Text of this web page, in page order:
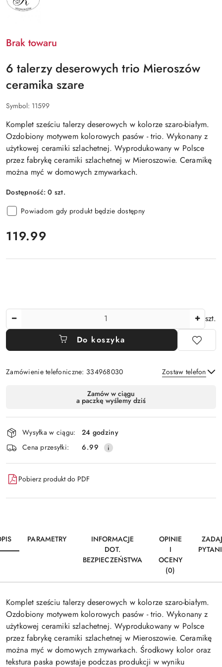
Brak towaru
6 talerzy deserowych trio Mieroszów
ceramika szare
Symbol: 11599
Komplet sześciu talerzy deserowych w kolorze szaro-białym.
Ozdobiony motywem kolorowych pasów - trio. Wykonany z
użytkowej ceramiki szlachetnej. Wyprodukowany w Polsce
przez fabrykę ceramiki szlachetnej w Mieroszowie. Ceramikę
można myć w domowych zmywarkach.
Dostępność:0 szt.
Powiadom gdy produkt będzie dostępny
cena:
119.99
szt.
Do koszyka
Zamówienie telefoniczne: 334968030 Zostaw telefon
Wyślij
dostawa
Zamów w ciągu
a paczkę wyślemy dziś
Wysyłka w ciągu:
24 godziny
Cena przesyłki:
6.99
Pobierz produkt do PDF
PARAMETRY
INFORMACJE
DOT.
BEZPIECZEŃSTWA
OPINIE
I
OCENY
(0)
Komplet sześciu talerzy deserowych w kolorze szaro-białym.
Ozdobiony motywem kolorowych pasów - trio. Wykonany z
użytkowej ceramiki szlachetnej. Wyprodukowany w Polsce
przez fabrykę ceramiki szlachetnej w Mieroszowie. Ceramikę
można myć w domowych zmywarkach. Środkowy kolor oraz
tekstura paska powstaje podczas produkcji w wyniku